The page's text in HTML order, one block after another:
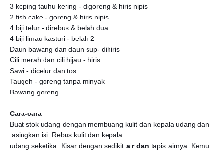
3 keping tauhu kering - digoreng & hiris nipis
2 fish cake - goreng & hiris nipis
4 biji telur - direbus & belah dua
4 biji limau kasturi - belah 2
Daun bawang dan daun sup- dihiris
Cili merah dan cili hijau - hiris
Sawi - dicelur dan tos
Taugeh - goreng tanpa minyak
Bawang goreng
Cara-cara
Buat stok udang dengan membuang kulit dan kepala udang dan
asingkan isi. Rebus kulit dan kepala
udang seketika. Kisar dengan sedikit air dan tapis airnya. Kemu